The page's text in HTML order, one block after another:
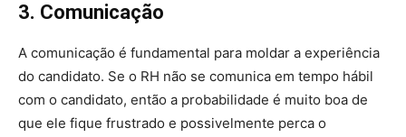
3. Comunicação
A comunicação é fundamental para moldar a experiência
do candidato. Se o RH não se comunica em tempo hábil
com o candidato, então a probabilidade é muito boa de
que ele fique frustrado e possivelmente perca o